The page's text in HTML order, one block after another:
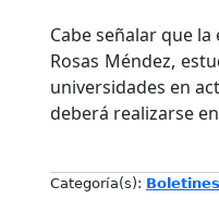
Cabe señalar que
Rosas Méndez,
universidades en
deberá realizarse
Categoría(s): Boletines